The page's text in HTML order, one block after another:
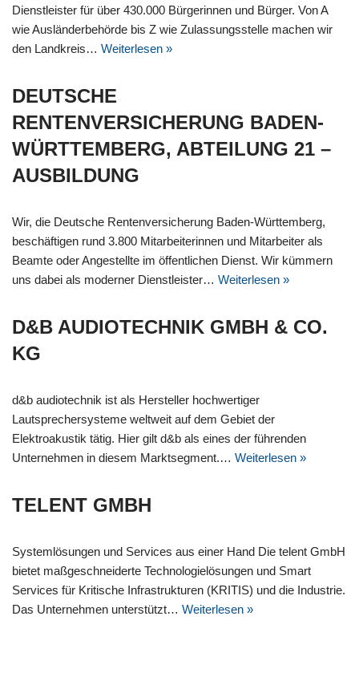
Dienstleister für über 430.000 Bürgerinnen und Bürger. Von A
wie Ausländerbehörde bis Z wie Zulassungsstelle machen wir
den Landkreis… Weiterlesen »
DEUTSCHE
RENTENVERSICHERUNG BADEN-
WÜRTTEMBERG, ABTEILUNG 21 –
AUSBILDUNG
Wir, die Deutsche Rentenversicherung Baden-Württemberg,
beschäftigen rund 3.800 Mitarbeiterinnen und Mitarbeiter als
Beamte oder Angestellte im öffentlichen Dienst. Wir kümmern
uns dabei als moderner Dienstleister… Weiterlesen »
D&B AUDIOTECHNIK GMBH & CO.
KG
d&b audiotechnik ist als Hersteller hochwertiger
Lautsprechersysteme weltweit auf dem Gebiet der
Elektroakustik tätig. Hier gilt d&b als eines der führenden
Unternehmen in diesem Marktsegment.… Weiterlesen »
TELENT GMBH
Systemlösungen und Services aus einer Hand Die telent GmbH
bietet maßgeschneiderte Technologielösungen und Smart
Services für Kritische Infrastrukturen (KRITIS) und die Industrie.
Das Unternehmen unterstützt… Weiterlesen »